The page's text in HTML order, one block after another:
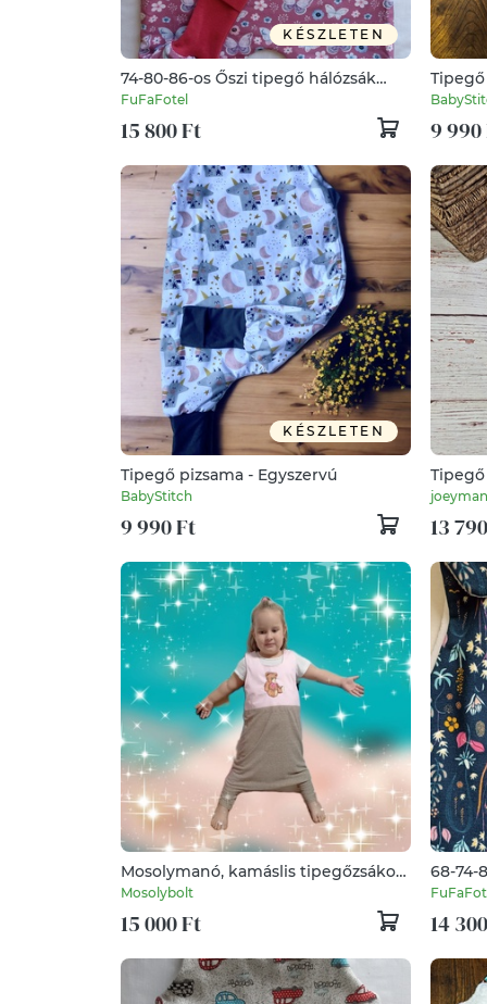
KÉSZLETEN
74-80-86-os Őszi tipegő hálózsák
átmeneti 21-23 fokba mályva
FuFaFotel
15 800 Ft
Tipegő
9
KÉSZLETEN
Tipegő pizsama - Egyszervú
BabyStitch
9 990 Ft 13
Mosolymanó, kamáslis tipegőzsákok
hímzett plüssmaci mintával
Mosolybolt
15 000 Ft
68-74-
14